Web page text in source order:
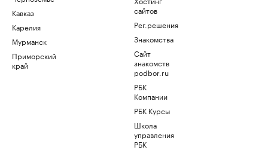
Кавказ
Карелия
Мурманск
Приморский
край
сайтов
Рег.решения
Знакомства
Сайт
знакомств
podbor.ru
РБК
Компании
РБК Курсы
Школа
управления
РБК